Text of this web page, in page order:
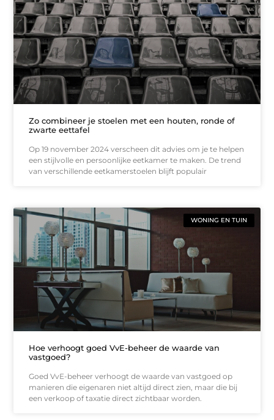
Zo combineer je stoelen met een houten, ronde of
zwarte eettafel
Op 19 november 2024 verscheen dit advies om je te helpen
een stijlvolle en persoonlijke eetkamer te maken. De trend
van verschillende eetkamerstoelen blijft populair
WONING EN TUIN
Hoe verhoogt goed VvE-beheer de waarde van
vastgoed?
Goed VvE-beheer verhoogt de waarde van vastgoed op
manieren die eigenaren niet altijd direct zien, maar die bij
een verkoop of taxatie direct zichtbaar worden.